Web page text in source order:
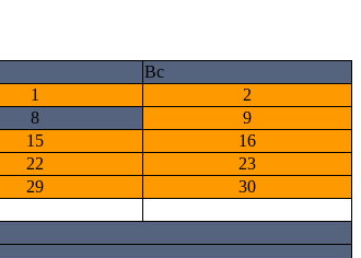
Вс
1
2
8
9
15
16
22
23
29
30